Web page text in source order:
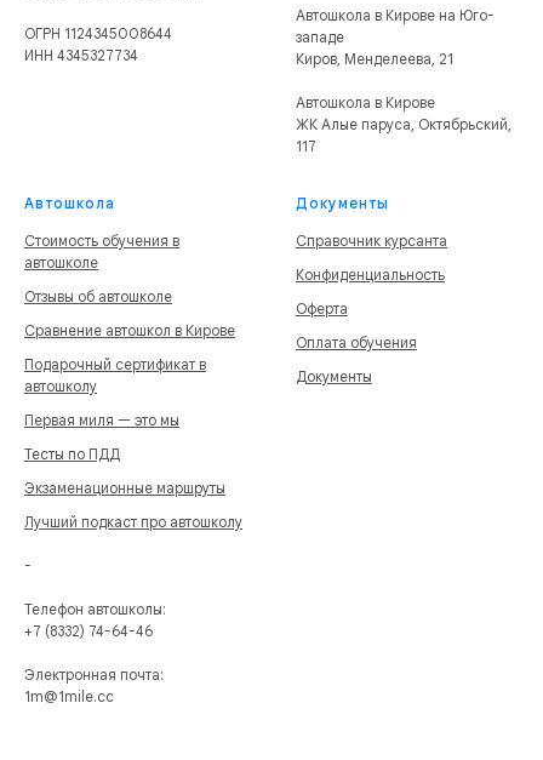
ОГРН 1124345008644
ИНН 4345327734
Автошкола в Кирове на Юго-
западе
Киров, Менделеева, 21
Автошкола в Кирове
ЖК Алые паруса, Октябрьский,
117
Автошкола
Стоимость обучения в
автошколе
Отзывы об автошколе
Сравнение автошкол в Кирове
Подарочный сертификат в
автошколу
Первая миля — это мы
Тесты по ПДД
Экзаменационные маршруты
Лучший подкаст про автошколу
-
Телефон автошколы:
+7 (8332) 74-64-46
Электронная почта:
1m@1mile.cc
Документы
Справочник курсанта
Конфиденциальность
Оферта
Оплата обучения
Документы